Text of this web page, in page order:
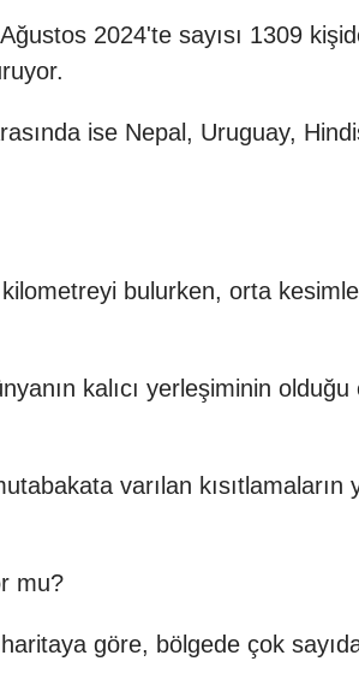
2024'te sayısı 1309
ise Nepal, Uruguay,
bulurken, orta
kalıcı yerleşiminin
varılan
mu?
göre, bölgede çok